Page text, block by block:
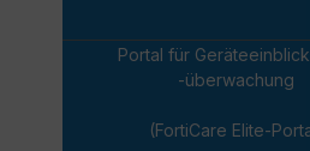
Portal für
-überwachung
(FortiCare Elite-